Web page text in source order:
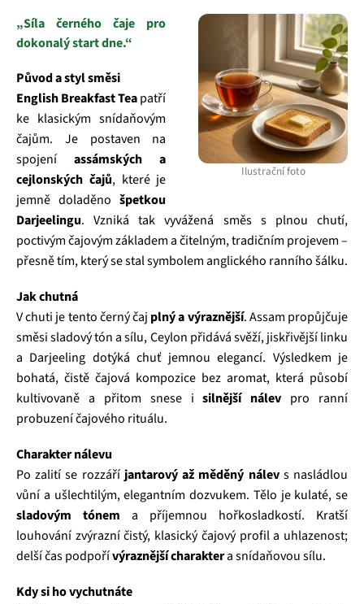
Ilustrační foto
„Síla černého čaje pro
dokonalý start dne.“
Původ a styl směsi
English Breakfast Teapatří
ke klasickým snídaňovým
čajům. Je postaven na
spojeníassámských a
cejlonských čajů, které je
jemně doladěnošpetkou
Darjeelingu. Vzniká tak vyvážená směs s plnou chutí,
poctivým čajovým základem a čitelným, tradičním projevem –
přesně tím, který se stal symbolem anglického ranního šálku.
Jak chutná
V chuti je tento černý čaj plný a výraznější. Assam propůjčuje
směsi sladový tón a sílu, Ceylon přidává svěží, jiskřivější linku
a Darjeeling dotýká chuť jemnou elegancí. Výsledkem je
bohatá, čistě čajová kompozice bez aromat, která působí
kultivovaně a přitom snese isilnější nálev pro ranní
probuzení čajového rituálu.
Charakter nálevu
Po zalití se rozzáří jantarový až měděný nálevs nasládlou
vůní a ušlechtilým, elegantním dozvukem. Tělo je kulaté, se
sladovým tónem a příjemnou hořkosladkostí. Kratší
louhování zvýrazní čistý, klasický čajový profil a uhlazenost;
delší čas podpořívýraznější charaktera snídaňovou sílu.
Kdy si ho vychutnáte